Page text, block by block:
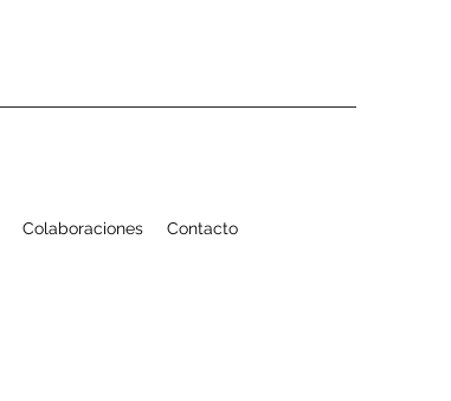
Colaboraciones Contacto